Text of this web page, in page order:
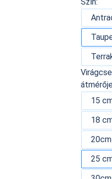
15
18
20cm
25